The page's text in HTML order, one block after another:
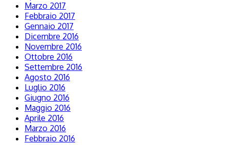
Marzo 2017
Febbraio 2017
Gennaio 2017
Dicembre 2016
Novembre 2016
Ottobre 2016
Settembre 2016
Agosto 2016
Luglio 2016
Giugno 2016
Maggio 2016
Aprile 2016
Marzo 2016
Febbraio 2016